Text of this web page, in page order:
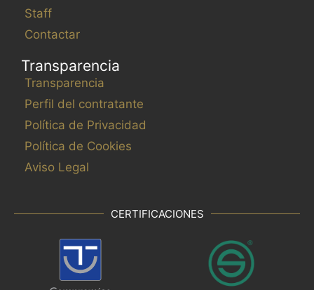
Staff
Contactar
Transparencia
Transparencia
Perfil del contratante
Política de Privacidad
Política de Cookies
Aviso Legal
CERTIFICACIONES